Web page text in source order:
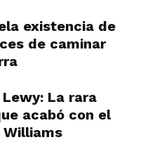
existencia de
de caminar
La rara
acabó con el
Williams